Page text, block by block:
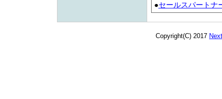
●セールスパートナ
Copyright(C) 2017